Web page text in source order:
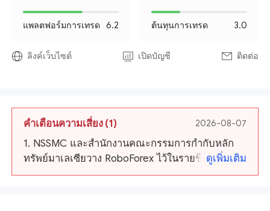
แพลตฟอร์มการเทรด 6.2 ต้นทุนการเทรด 3.0
ลิงค์เว็บไซต์ เปิดบัญชี ติดต่อ
คำเตือนความเสี่ยง(1) 2026-08-07
1. NSSMC และสำนักงานคณะกรรมการกำกับหลัก
ทรัพย์มาเลเซียวาง RoboForex ไว้ในรายชื่อเตือน
ดูเพิ่มเติม